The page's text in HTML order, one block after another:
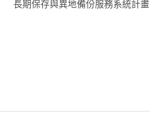
長期保存與異地備份服務系統計畫